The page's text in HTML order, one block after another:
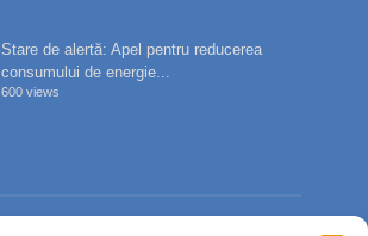
Stare de alertă: Apel pentru reducerea
consumului de energie...
600 views